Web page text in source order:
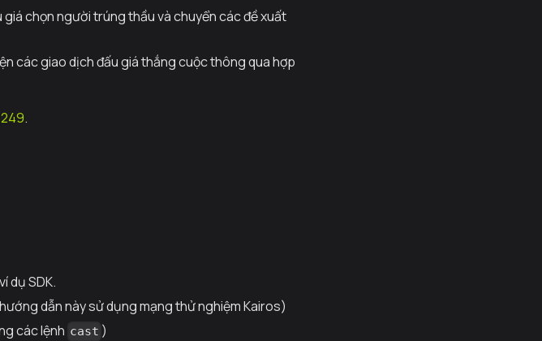
giá chọn người trúng thầu và chuyển các đề xuất
các giao dịch đấu giá thắng cuộc thông qua hợp
.
dụ SDK.
dẫn này sử dụng mạng thử nghiệm Kairos)
các lệnh cast )